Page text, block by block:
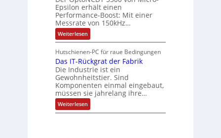
l
a
c
k
b
e
s
c
i
c
h
t
u
n
g
f
c
h
a
l
u
n
g
e
r
i
e
l
o
e
M
u
l
t
i
t
u
r
Epsilon erhält einen
Performance-Boost: Mit einer
Messrate von 150kHz…
Weiterlesen:
V
r
b
e
s
s
e
r
t
e
L
Hutschienen-PC für raue Bedingungen
Das IT-Rückgrat der Fabrik
Die Industrie ist ein
Gewohnheitstier. Sind
Komponenten einmal eingebaut,
müssen sie jahrelang ihre…
Weiterlesen:
D